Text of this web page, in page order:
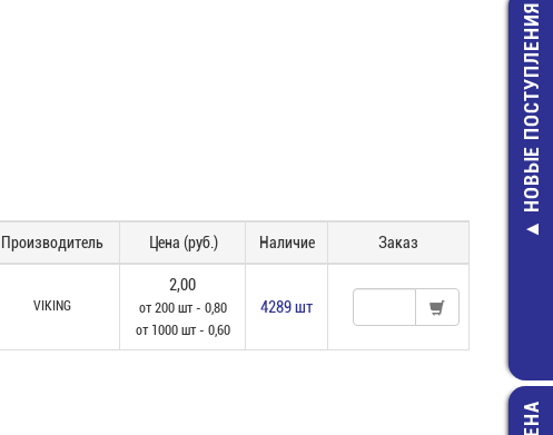
К50-35-470
LowESR 1020
НОВЫЕ ПОСТУПЛЕНИЯ
Производитель Цена (руб.) Наличие Заказ
VIKING
2,00
от 200 шт - 0,80
от 1000 шт - 0,60
4289 шт